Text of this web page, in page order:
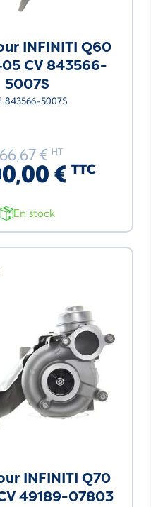
INFINITI Q60
CV 843566-
5007S
843566-5007S
€ HT
€ TTC
En stock
INFINITI Q70
49189-07803